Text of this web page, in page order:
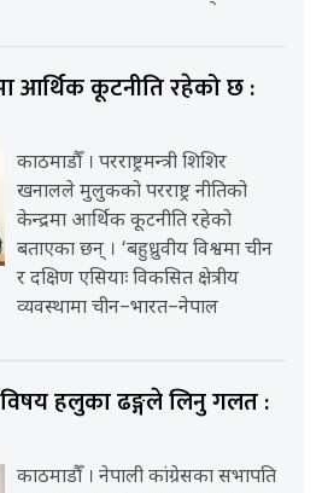
आर्थिक कूटनीति रहेको छ :
काठमाडौँ । परराष्ट्रमन्त्री शिशिर
खनालले मुलुकको परराष्ट्र नीतिको
केन्द्रमा आर्थिक कूटनीति रहेको
बताएका छन् । ‘बहुध्रुवीय विश्वमा चीन
र दक्षिण एसियाः विकसित क्षेत्रीय
व्यवस्थामा चीन–भारत–नेपाल
हलुका ढङ्गले लिनु गलत :
काठमाडौँ । नेपाली कांग्रेसका सभापति